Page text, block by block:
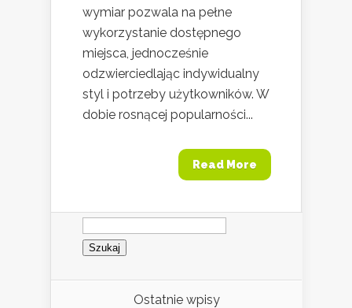
wymiar pozwala na pełne
wykorzystanie dostępnego
miejsca, jednocześnie
odzwierciedlając indywidualny
styl i potrzeby użytkowników. W
dobie rosnącej popularności...
Read More
Szukaj:
Ostatnie wpisy